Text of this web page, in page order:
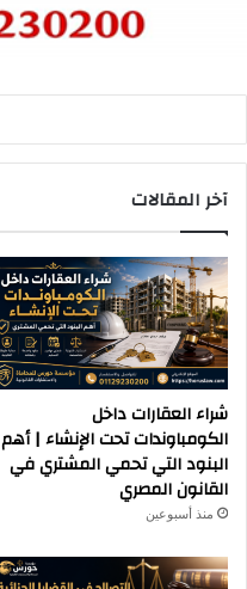
آخر المقالات
شراء العقارات داخل
الكومباوندات تحت الإنشاء | أهم
البنود التي تحمي المشتري في
القانون المصري
منذ أسبوعين